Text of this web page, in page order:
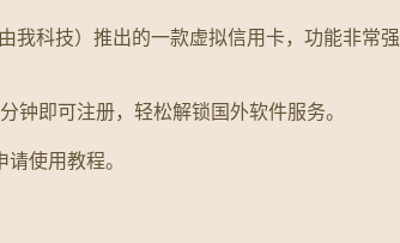
我科技）推出的一款虚拟信用卡，功能非常强
钟即可注册，轻松解锁国外软件服务。
使用教程。